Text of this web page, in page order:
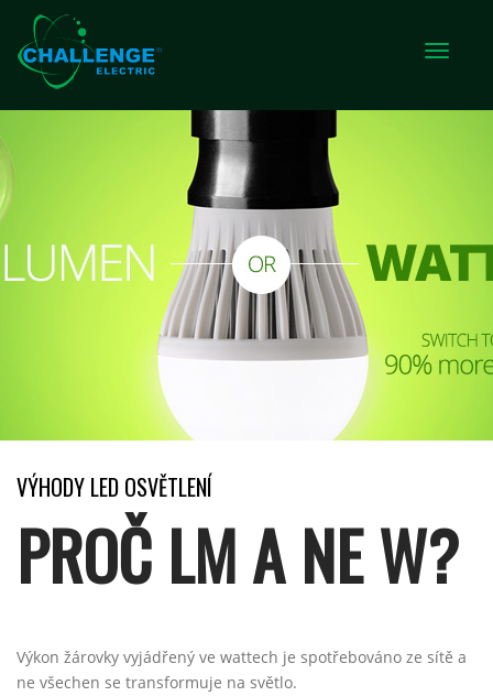
VÝHODY LED OSVĚTLENÍ
PROČ LM A NE W?
Výkon žárovky vyjádřený ve wattech je spotřebováno ze sítě a
ne všechen se transformuje na světlo.